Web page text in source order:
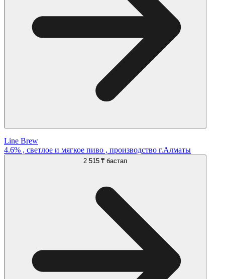
Line Brew
4.6% , светлое и мягкое пиво , производство г.Алматы
2 515 ₸ бастап